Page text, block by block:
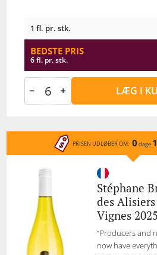
1 fl. pr. stk.
BEDSTE PRIS
6 fl. pr. stk.
LÆG I
PRISEN UDLØBER OM: 0 dage 1
Stéphane
des
Vignes 2025
“Producers and
now have